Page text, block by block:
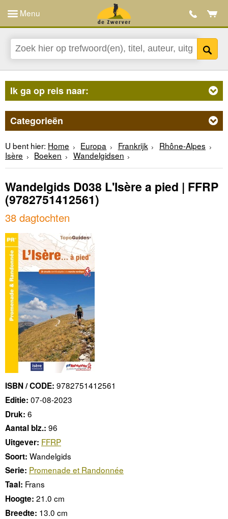
Menu
Ik ga op reis naar:
Categorieën
U bent hier: Home Europa Frankrijk
Rhône-Alpes
Isère
Boeken Wandelgidsen
Wandelgids D038 L'Isère a pied | FFRP
(9782751412561)
38 dagtochten
ISBN / CODE: 9782751412561
Editie: 07-08-2023
Druk: 6
Aantal blz.: 96
Uitgever: FFRP
Soort: Wandelgids
Serie: Promenade et Randonnée
Taal: Frans
Hoogte: 21.0 cm
Breedte: 13.0 cm